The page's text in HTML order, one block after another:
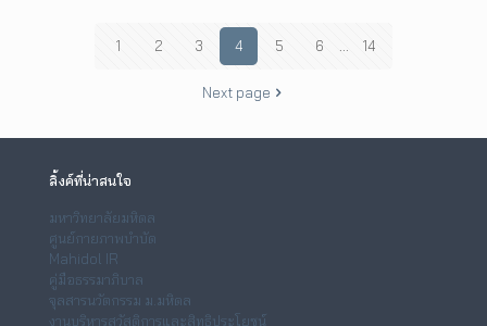
1 2 3 4 5 6 14
Next page
ลิ้งค์ที่น่าสนใจ
มหาวิทยาลัยมหิดล
ศูนย์กายภาพบำบัด
Mahidol IR
คู่มือธรรมาภิบาล
จุลสารนวัตกรรม ม.มหิดล
งานบริหารสวัสดิการและสิทธิประโยชน์